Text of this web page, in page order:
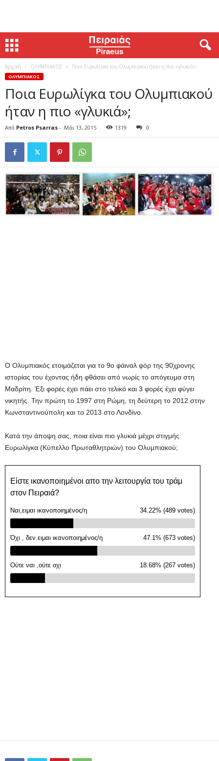
Αρχική ΟΛΥΜΠΙΑΚΟΣ Ποια Ευρωλίγκα του Ολυμπιακού ήταν η πιο «γλυκιά»;
ΟΛΥΜΠΙΑΚΟΣ
Ποια Ευρωλίγκα του Ολυμπιακού
ήταν η πιο «γλυκιά»;
Από Petros Psarras - Μάι 13, 2015 1319 0
Ο Ολυμπιακός ετοιμάζεται για το 9ο φάιναλ φόρ της 90χρονης
ιστορίας του έχοντας ήδη φθάσει από νωρίς το απόγευμα στη
Μαδρίτη. Έξι φορές έχει πάει στο τελικό και 3 φορές έχει φύγει
νικητής. Την πρώτη το 1997 στη Ρώμη, τη δεύτερη το 2012 στην
Κωνσταντινούπολη και το 2013 στο Λονδίνο.
Κατά την άποψη σας, ποια είναι πιο γλυκιά μέχρι στιγμής
Ευρωλίγκα (Κύπελλο Πρωταθλητριών) του Ολυμπιακού;
Είστε ικανοποιημένοι απο την λειτουργία του τράμ
στον Πειραιά?
Ναι,ειμαι ικανοποιημένος/η 34.22% (489 votes)
Όχι , δεν ειμαι ικανοποιημένος/η 47.1% (673 votes)
Ούτε ναι ,ούτε οχι 18.68% (267 votes)